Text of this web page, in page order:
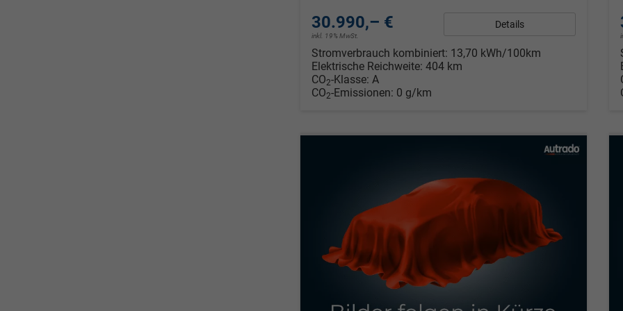
30.990,– €
inkl. 19% MwSt.
Details
Stromverbrauch kombiniert: 13,70 kWh/100km
Elektrische Reichweite: 404 km
CO2-Klasse: A
CO2-Emissionen: 0 g/km